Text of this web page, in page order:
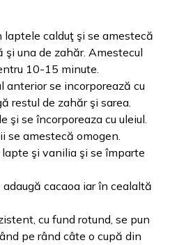
laptele calduţ şi se amestecă
şi una de zahăr. Amestecul
10-15 minute.
anterior se incorporează cu
restul de zahăr şi sarea.
şi se încorporeaza cu uleiul.
se amestecă omogen.
lapte şi vanilia şi se împarte
cacaoa iar în cealaltă
cu fund rotund, se pun
pe rând câte o cupă din